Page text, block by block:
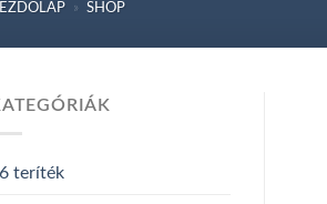
» SHOP
teríték